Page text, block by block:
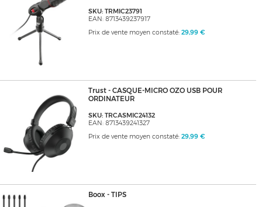
SKU: TRMIC23791
EAN: 8713439237917
Prix de vente moyen constaté: 29,99 €
Trust - CASQUE-MICRO OZO USB POUR
ORDINATEUR
SKU: TRCASMIC24132
EAN: 8713439241327
Prix de vente moyen constaté: 29,99 €
Boox - TIPS